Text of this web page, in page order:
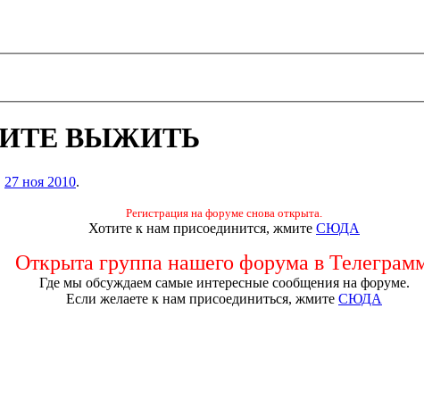
ВЫЖИТЬ
27 ноя 2010.
Регистрация на форуме снова открыта.
Хотите к нам присоединится, жмите СЮДА
Открыта группа нашего форума в
Где мы обсуждаем самые интересные сообщения на форуме.
Если желаете к нам присоединиться, жмите СЮДА